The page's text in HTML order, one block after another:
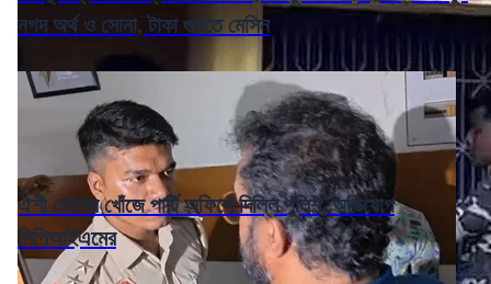
নগদ অর্থ ও সোনা, টাকা গুনতে মেসিন
ঐশী ঘোষের খোঁজে পার্টি অফিসে দিল্লি পুলিশ, অভিযোগ
সিপিআইএমের